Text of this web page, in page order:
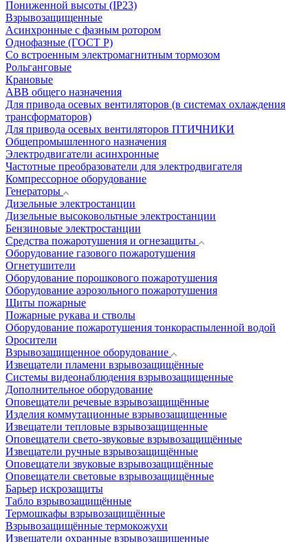
Пониженной высоты (IP23)
Взрывозащищенные
Асинхронные с фазным ротором
Однофазные (ГОСТ Р)
Со встроенным электромагнитным тормозом
Рольганговые
Крановые
АВВ общего назначения
Для привода осевых вентиляторов (в системах охлаждения
трансформаторов)
Для привода осевых вентиляторов ПТИЧНИКИ
Общепромышленного назначения
Электродвигатели асинхронные
Частотные преобразователи для электродвигателя
Компрессорное оборудование
Генераторы
Дизельные электростанции
Дизельные высоковольтные электростанции
Бензиновые электростанции
Средства пожаротушения и огнезащиты
Оборудование газового пожаротушения
Огнетушители
Оборудование порошкового пожаротушения
Оборудование аэрозольного пожаротушения
Щиты пожарные
Пожарные рукава и стволы
Оборудование пожаротушения тонкораспыленной водой
Оросители
Взрывозащищенное оборудование
Извещатели пламени взрывозащищённые
Системы видеонаблюдения взрывозащищенные
Дополнительное оборудование
Оповещатели речевые взрывозащищённые
Изделия коммутационные взрывозащищенные
Извещатели тепловые взрывозащищенные
Оповещатели свето-звуковые взрывозащищённые
Извещатели ручные взрывозащищённые
Оповещатели звуковые взрывозащищённые
Оповещатели световые взрывозащищённые
Барьер искрозащиты
Табло взрывозащищённые
Термошкафы взрывозащищённые
Взрывозащищённые термокожухи
Извещатели охранные взрывозащищенные